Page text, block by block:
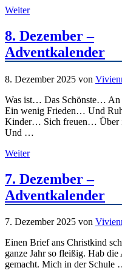
Weiter
8. Dezember –
Adventkalender
8. Dezember 2025 von
Was ist… Das Schönste… An
Ein wenig Frieden… Und
Kinder… Sich freuen… Über
Und …
Weiter
7. Dezember –
Adventkalender
7. Dezember 2025 von
Einen Brief ans Christkind
ganze Jahr so fleißig. Hab die
gemacht. Mich in der Schule